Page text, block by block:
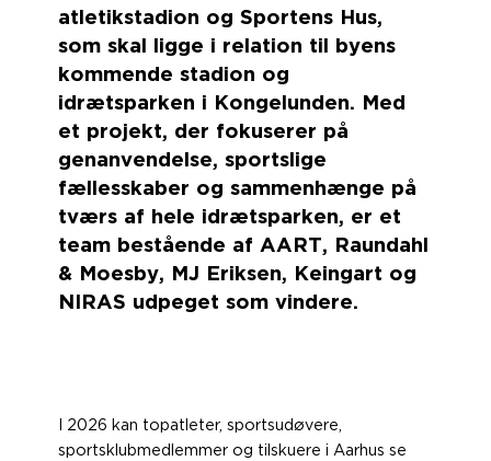
atletikstadion og Sportens Hus,
som skal ligge i relation til byens
kommende stadion og
idrætsparken i Kongelunden. Med
et projekt, der fokuserer på
genanvendelse, sportslige
fællesskaber og sammenhænge på
tværs af hele idrætsparken, er et
team bestående af AART, Raundahl
& Moesby, MJ Eriksen, Keingart og
NIRAS udpeget som vindere.
I 2026 kan topatleter, sportsudøvere,
sportsklubmedlemmer og tilskuere i Aarhus se